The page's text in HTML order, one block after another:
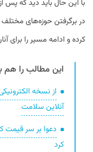
با این حال باید دید که پس
در برگرفتن حوزه‌های
کرده و ادامه مسیر را برای
این مطالب را هم
از نسخه
آنلاین سلامت
دعوا بر سر قیمت
کرد